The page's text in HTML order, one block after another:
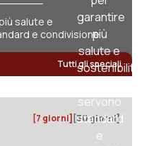
salute e
e condivisione
Tutti gli speciali
[7 giorni] [30 giorni]